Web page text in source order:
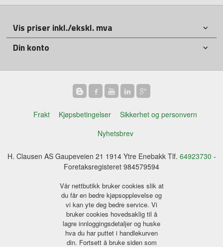
Vis priser inkl./ekskl. mva
Din konto
Frakt Kjøpsbetingelser
Sikkerhet og personvern
Nyhetsbrev
H. Clausen AS Gaupeveien 21 1914 Ytre Enebakk Tlf. 64923730 -
Foretaksregisteret 984579594
Vår nettbutikk bruker cookies slik at
du får en bedre kjøpsopplevelse og
vi kan yte deg bedre service. Vi
bruker cookies hovedsaklig til å
lagre innloggingsdetaljer og huske
hva du har puttet i handlekurven
din. Fortsett å bruke siden som